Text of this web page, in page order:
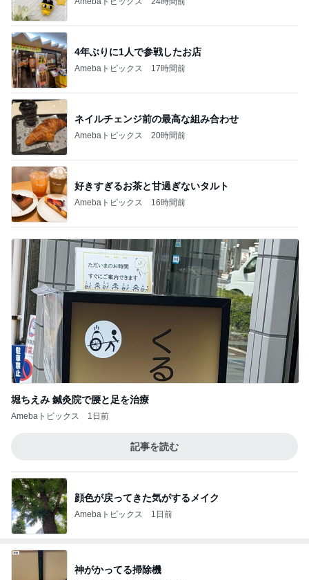
4年ぶりに1人で参戦したお店
Amebaトピックス 17時間前
ネイルチェンジ前の最高な組み合わせ
Amebaトピックス 20時間前
好きすぎるお茶と甘過ぎないタルト
Amebaトピックス 16時間前
堀ちえみ 鍼灸院で腰と足を治療
Amebaトピックス 1日前
記事を読む
顔色が戻ってきた気がするメイク
Amebaトピックス 1日前
神がかってる掃除機